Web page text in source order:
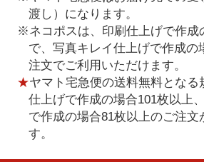
渡し）になります。
※ネコポスは、印刷仕上げで作成
で、写真キレイ仕上げで作成の
注文でご利用いただけます。
★ヤマト宅急便の送料無料となる
仕上げで作成の場合101枚以上
で作成の場合81枚以上のご注文
す。